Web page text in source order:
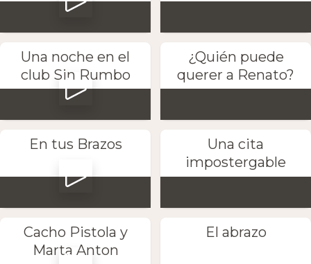
Una noche en el
club Sin Rumbo
¿Quién puede
querer a Renato?
En tus Brazos
Una cita
impostergable
Cacho Pistola y
Marta Anton
El abrazo